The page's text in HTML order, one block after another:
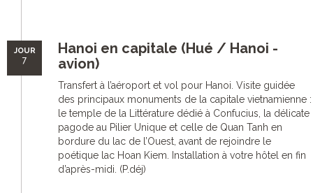
JOUR
7
Hanoi en capitale (Hué / Hanoi -
avion)
Transfert à l’aéroport et vol pour Hanoi. Visite guidée
des principaux monuments de la capitale vietnamienne :
le temple de la Littérature dédié à Confucius, la délicate
pagode au Pilier Unique et celle de Quan Tanh en
bordure du lac de l’Ouest, avant de rejoindre le
poétique lac Hoan Kiem. Installation à votre hôtel en fin
d’après-midi. (P.déj)